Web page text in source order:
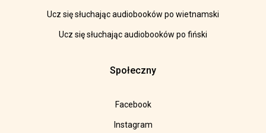
Ucz się słuchając audiobooków po wietnamski
Ucz się słuchając audiobooków po fiński
Społeczny
Facebook
Instagram